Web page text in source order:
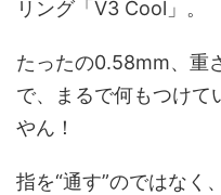
リング「V3 Cool」。
たったの0.58mm、重
で、まるで何もつけて
やん！
指を“通す”のではなく